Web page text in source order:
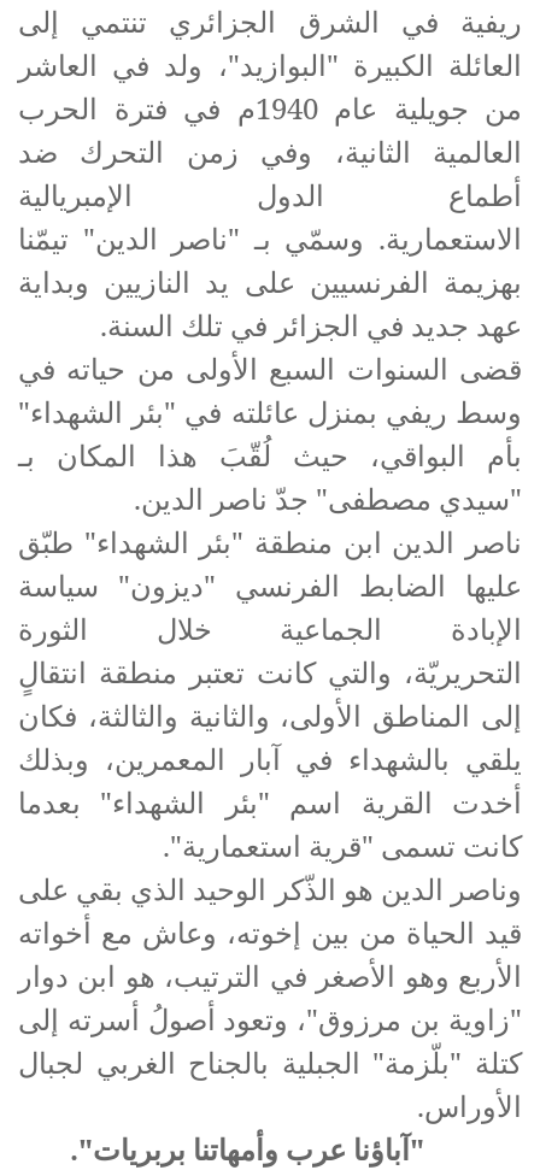
ريفية في الشرق الجزائري تنتمي إلى
العائلة الكبيرة "البوازيد"، ولد في العاشر
من جويلية عام 1940م في فترة الحرب
العالمية الثانية، وفي زمن التحرك ضد
أطماع الدول الإمبريالية
الاستعمارية. وسمّي بـ "ناصر الدين" تيمّنا
بهزيمة الفرنسيين على يد النازيين وبداية
عهد جديد في الجزائر في تلك السنة.
قضى السنوات السبع الأولى من حياته في
وسط ريفي بمنزل عائلته في "بئر الشهداء"
بأم البواقي، حيث لُقّبَ هذا المكان بـ
"سيدي مصطفى" جدّ ناصر الدين.
ناصر الدين ابن منطقة "بئر الشهداء" طبّق
عليها الضابط الفرنسي "ديزون" سياسة
الإبادة الجماعية خلال الثورة
التحريريّة، والتي كانت تعتبر منطقة انتقالٍ
إلى المناطق الأولى، والثانية والثالثة، فكان
يلقي بالشهداء في آبار المعمرين، وبذلك
أخدت القرية اسم "بئر الشهداء" بعدما
كانت تسمى "قرية استعمارية".
وناصر الدين هو الذّكر الوحيد الذي بقي على
قيد الحياة من بين إخوته، وعاش مع أخواته
الأربع وهو الأصغر في الترتيب، هو ابن دوار
"زاوية بن مرزوق"، وتعود أصولُ أسرته إلى
كتلة "بلّزمة" الجبلية بالجناح الغربي لجبال
الأوراس.
"آباؤنا عرب وأمهاتنا بربريات".